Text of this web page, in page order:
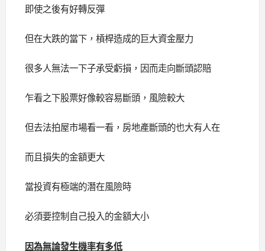
即使之後有好轉反彈
但在大跌的當下，槓桿造成的巨大資金壓力
很多人無法一下子承受虧損，因而走向斷頭認賠
乍看之下股票好像較容易斷頭，風險較大
但去法拍屋市場看一看，房地產斷頭的也大有人在
而且損失的金額更大
當投資有極端的潛在風險時
必須要控制自己投入的金額大小
因為無論發生機率有多低